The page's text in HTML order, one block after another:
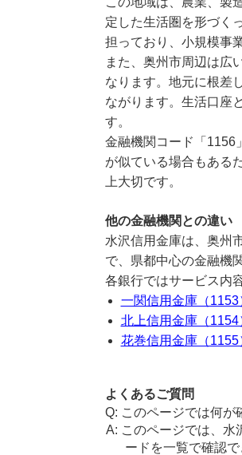
定した生活圏を形づく
担っており、小規模事
また、奥州市周辺は広
なります。地元に根差
ながります。生活口座
す。
金融機関コード「1156
が似ている場合もある
上大切です。
他の金融機関との違い
水沢信用金庫は、奥州
で、県都中心の金融機
各銀行ではサービス内
一関信用金庫（1153
北上信用金庫（1154
花巻信用金庫（1155
よくあるご質問
このページでは何が
このページでは、水
ードを一覧で確認